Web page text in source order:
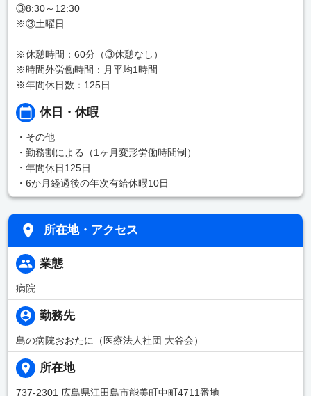
③8:30～12:30
※③土曜日
※休憩時間：60分（③休憩なし）
※時間外労働時間：月平均1時間
※年間休日数：125日
休日・休暇
・その他
・勤務割による（1ヶ月変形労働時間制）
・年間休日125日
・6か月経過後の年次有給休暇10日
所在地・アクセス
業態
病院
勤務先
島の病院おおたに（医療法人社団 大谷会）
所在地
737-2301 広島県江田島市能美町中町4711番地